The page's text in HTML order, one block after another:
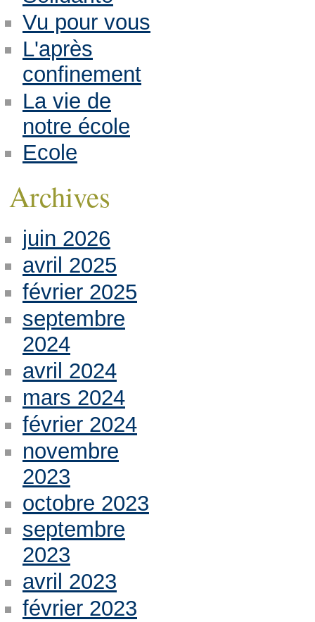
Vu pour vous
L'après
confinement
La vie de
notre école
Ecole
Archives
juin 2026
avril 2025
février 2025
septembre
2024
avril 2024
mars 2024
février 2024
novembre
2023
octobre 2023
septembre
2023
avril 2023
février 2023